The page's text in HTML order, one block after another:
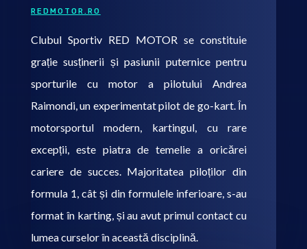
REDMOTOR.RO
Clubul Sportiv RED MOTOR se constituie
grație susținerii și pasiunii puternice pentru
sporturile cu motor a pilotului Andrea
Raimondi, un experimentat pilot de go-kart. În
motorsportul modern, kartingul, cu rare
excepții, este piatra de temelie a oricărei
cariere de succes. Majoritatea piloților din
formula 1, cât și din formulele inferioare, s-au
format în karting, și au avut primul contact cu
lumea curselor în această disciplină.